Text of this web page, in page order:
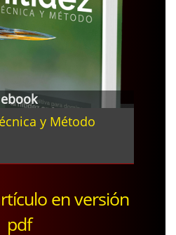
ebook
y Método
en versión
pdf